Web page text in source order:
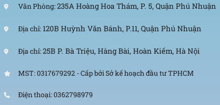
Văn Phòng:235A Hoàng Hoa Thám, P. 5, Quận Phú Nhuận
Địa chỉ: 120B Huỳnh Văn Bánh, P.11, Quận Phú Nhuận
Địa chỉ:25B P. Bà Triệu, Hàng Bài, Hoàn Kiếm, Hà Nội
MST: 0317679292 - Cấp bởi Sở kế hoạch đầu tư TPHCM
Điện thoại: 0362798979